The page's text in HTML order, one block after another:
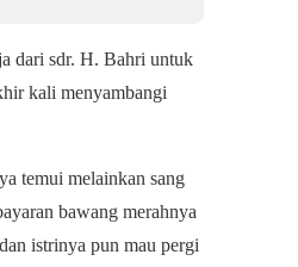
dari sdr. H. Bahri untuk
kali menyambangi
temui melainkan sang
bawang merahnya
istrinya pun mau pergi